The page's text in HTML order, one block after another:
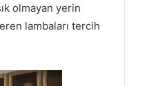
olmayan yerin
lambaları tercih